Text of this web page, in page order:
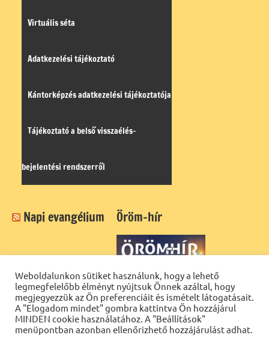
Virtuális séta
Adatkezelési tájékoztató
Kántorképzés adatkezelési tájékoztatója
Tájékoztató a belső visszaélés-
bejelentési rendszerről
Napi evangélium Öröm-hír
Weboldalunkon sütiket használunk, hogy a lehető
legmegfelelőbb élményt nyújtsuk Önnek azáltal, hogy
megjegyezzük az Ön preferenciáit és ismételt látogatásait.
A "Elogadom mindet" gombra kattintva Ön hozzájárul
MINDEN cookie használatához. A "Beállítások"
menüpontban azonban ellenőrizhető hozzájárulást adhat.